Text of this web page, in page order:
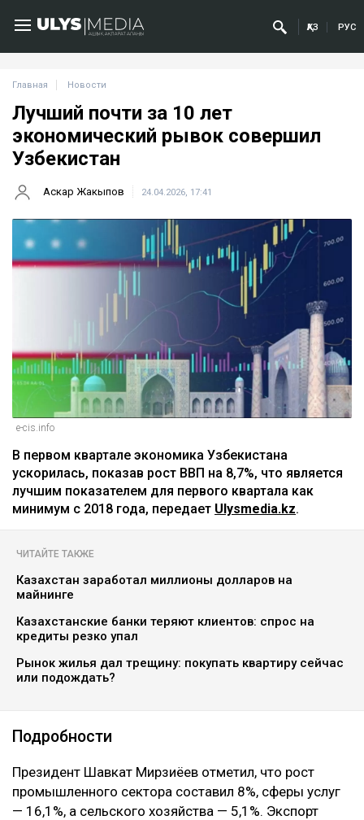
ҚАЗ РУС
Главная Новости
Лучший почти за 10 лет
экономический рывок совершил
Узбекистан
Аскар Жакыпов 24.04.2026, 17:41
e-cis.info
‎В первом квартале экономика Узбекистана
ускорилась, показав рост ВВП на 8,7%, что является
лучшим показателем для первого квартала как
минимум с 2018 года, передает Ulysmedia.kz.
ЧИТАЙТЕ ТАКЖЕ
Казахстан заработал миллионы долларов на
майнинге
Казахстанские банки теряют клиентов: спрос на
кредиты резко упал
Рынок жилья дал трещину: покупать квартиру сейчас
или подождать?
Подробности
‎Президент Шавкат Мирзиёев отметил, что рост
промышленного сектора составил 8%, сферы услуг
— 16,1%, а сельского хозяйства — 5,1%. Экспорт